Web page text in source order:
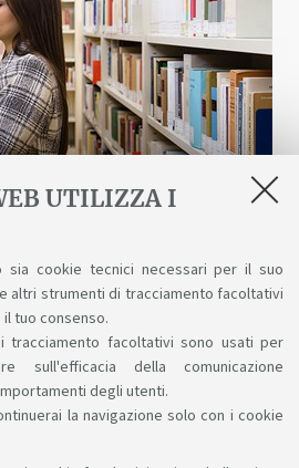
UTILIZZA I
sia cookie tecnici necessari per il suo
altri strumenti di tracciamento facoltativi
tuo consenso.
tracciamento facoltativi sono usati per
sull'efficacia della comunicazione
degli utenti.
la navigazione solo con i cookie
digitali
di scienza, arte, storia a
anche online.